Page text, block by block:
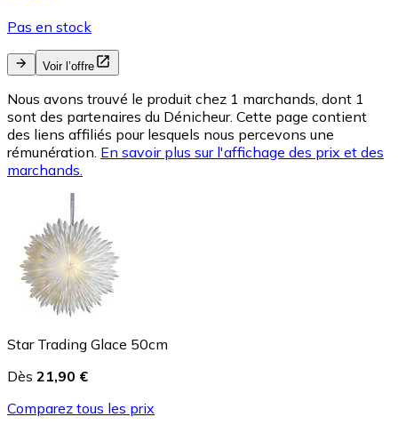
Pas en stock
Voir l’offre
Nous avons trouvé le produit chez 1 marchands, dont 1
sont des partenaires du Dénicheur. Cette page contient
des liens affiliés pour lesquels nous percevons une
rémunération. En savoir plus sur l'affichage des prix et des
marchands.
Star Trading Glace 50cm
Dès 21,90 €
Comparez tous les prix